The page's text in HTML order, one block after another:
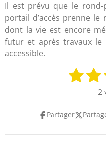
Il est prévu que le
portail d’accès prenne
dont la vie est encore
futur et après travaux le
accessible.
a
1
o
2
o
2
Partager